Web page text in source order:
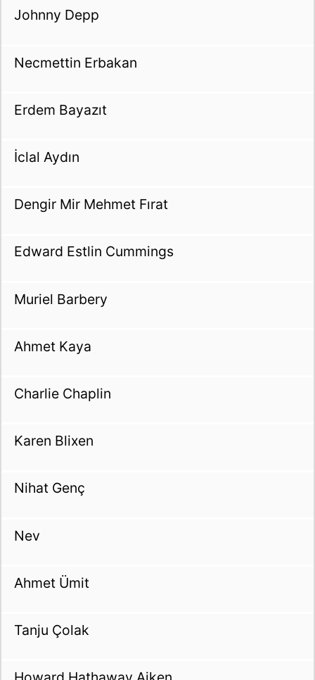
Johnny Depp
Necmettin Erbakan
Erdem Bayazıt
İclal Aydın
Dengir Mir Mehmet Fırat
Edward Estlin Cummings
Muriel Barbery
Ahmet Kaya
Charlie Chaplin
Karen Blixen
Nihat Genç
Nev
Ahmet Ümit
Tanju Çolak